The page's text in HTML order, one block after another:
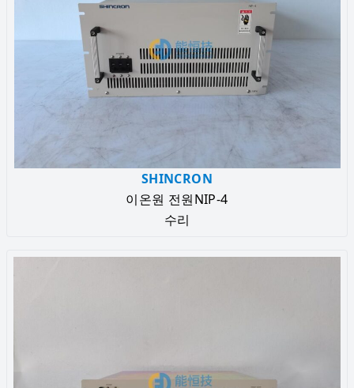
SHINCRON
이온원 전원NIP-4
수리